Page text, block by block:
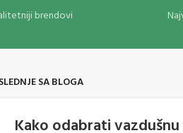
brendovi
SA BLOGA
Kako odabrati